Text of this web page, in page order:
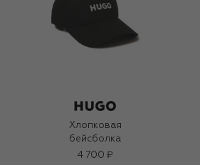
Хлопковая
бейсболка
4 700 ₽